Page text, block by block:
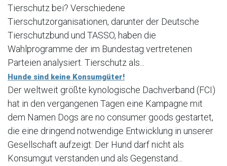
Tierschutz bei? Verschiedene
Tierschutzorganisationen, darunter der Deutsche
Tierschutzbund und TASSO, haben die
Wahlprogramme der im Bundestag vertretenen
Parteien analysiert. Tierschutz als...
Hunde sind keine Konsumgüter!
Der weltweit größte kynologische Dachverband (FCI)
hat in den vergangenen Tagen eine Kampagne mit
dem Namen Dogs are no consumer goods gestartet,
die eine dringend notwendige Entwicklung in unserer
Gesellschaft aufzeigt: Der Hund darf nicht als
Konsumgut verstanden und als Gegenstand...